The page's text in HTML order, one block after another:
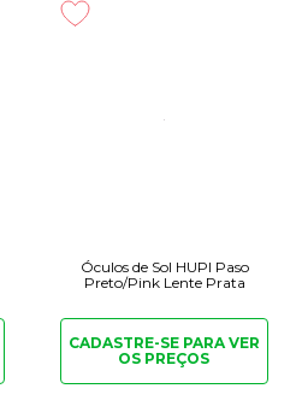
Óculos de Sol HUPI Paso
Preto/Pink Lente Prata
CADASTRE-SE PARAVER
OS PREÇOS